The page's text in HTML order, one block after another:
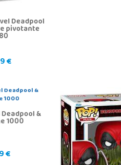
Deadpool
pivotante
€
&
1000
€